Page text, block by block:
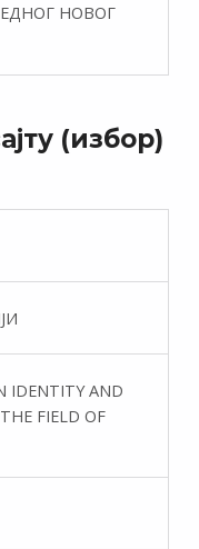
НОВОГ
(избор)
IDENTITY AND
FIELD OF